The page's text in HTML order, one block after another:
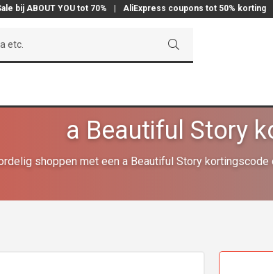
bij ABOUT YOU tot 70% AliExpress coupons tot 50% korting
a Beautiful Story
shoppen met een a Beautiful Story